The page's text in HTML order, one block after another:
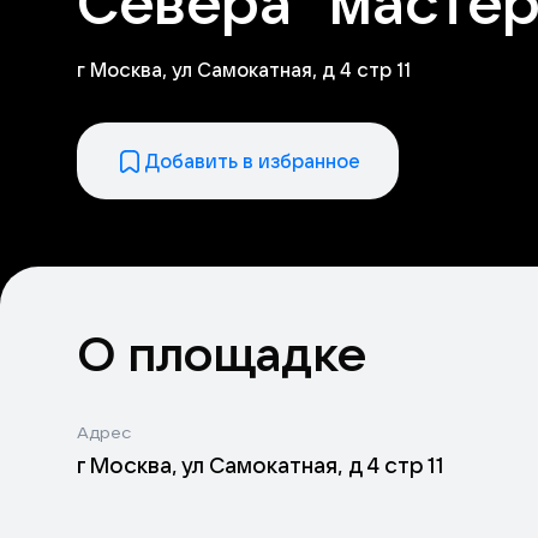
г Москва, ул Самокатная, д 4 стр 11
Добавить в избранное
О площадке
Адрес
г Москва, ул Самокатная, д 4 стр 11